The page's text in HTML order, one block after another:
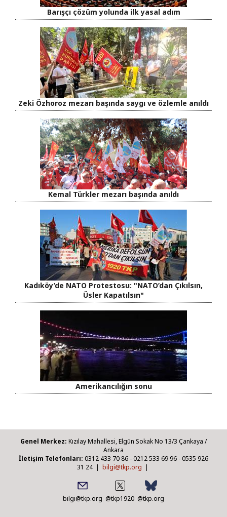
Barışçı çözüm yolunda ilk yasal adım
Zeki Özhoroz mezarı başında saygı ve özlemle anıldı
Kemal Türkler mezarı başında anıldı
Kadıköy’de NATO Protestosu: "NATO’dan Çıkılsın,
Üsler Kapatılsın"
Amerikancılığın sonu
Genel Merkez: Kızılay Mahallesi, Elgün Sokak No 13/3 Çankaya /
Ankara
İletişim Telefonları: 0312 433 70 86 - 0212 533 69 96 - 0535 926
31 24 | bilgi@tkp.org |
bilgi@tkp.org @tkp1920 @tkp.org